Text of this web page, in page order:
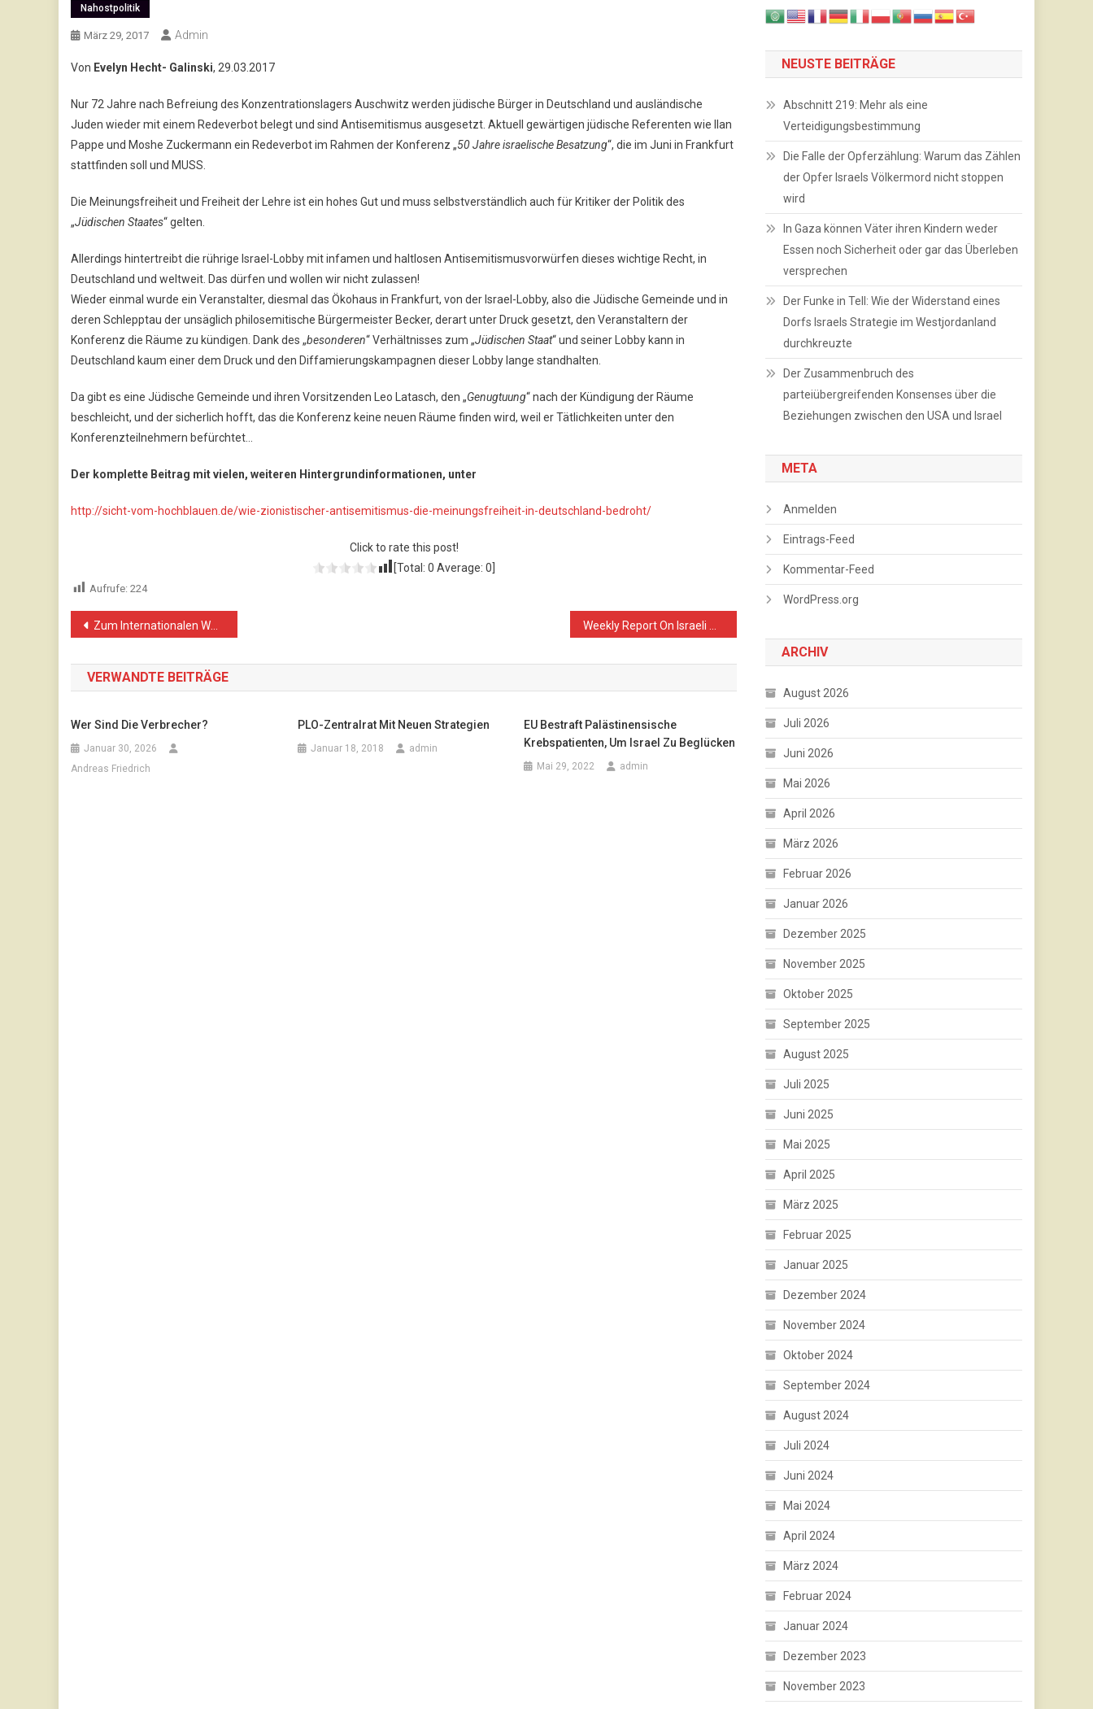
Nahostpolitik
März 29, 2017 Admin
Von Evelyn Hecht- Galinski, 29.03.2017
Nur 72 Jahre nach Befreiung des Konzentrationslagers Auschwitz werden jüdische Bürger in Deutschland und ausländische
Juden wieder mit einem Redeverbot belegt und sind Antisemitismus ausgesetzt. Aktuell gewärtigen jüdische Referenten wie Ilan
Pappe und Moshe Zuckermann ein Redeverbot im Rahmen der Konferenz „50 Jahre israelische Besatzung“, die im Juni in Frankfurt
stattfinden soll und MUSS.
Die Meinungsfreiheit und Freiheit der Lehre ist ein hohes Gut und muss selbstverständlich auch für Kritiker der Politik des
„Jüdischen Staates“ gelten.
Allerdings hintertreibt die rührige Israel-Lobby mit infamen und haltlosen Antisemitismusvorwürfen dieses wichtige Recht, in
Deutschland und weltweit. Das dürfen und wollen wir nicht zulassen!
Wieder einmal wurde ein Veranstalter, diesmal das Ökohaus in Frankfurt, von der Israel-Lobby, also die Jüdische Gemeinde und in
deren Schlepptau der unsäglich philosemitische Bürgermeister Becker, derart unter Druck gesetzt, den Veranstaltern der
Konferenz die Räume zu kündigen. Dank des „besonderen“ Verhältnisses zum „Jüdischen Staat“ und seiner Lobby kann in
Deutschland kaum einer dem Druck und den Diffamierungskampagnen dieser Lobby lange standhalten.
Da gibt es eine Jüdische Gemeinde und ihren Vorsitzenden Leo Latasch, den „Genugtuung“ nach der Kündigung der Räume
beschleicht, und der sicherlich hofft, das die Konferenz keine neuen Räume finden wird, weil er Tätlichkeiten unter den
Konferenzteilnehmern befürchtet…
Der komplette Beitrag mit vielen, weiteren Hintergrundinformationen, unter
http://sicht-vom-hochblauen.de/wie-zionistischer-antisemitismus-die-meinungsfreiheit-in-deutschland-bedroht/
Click to rate this post!
[Total: 0 Average: 0
Aufrufe: 224
Beitragsnavigation
Zum Internationalen Wassertag in Palästina
VERWANDTE BEITRÄGE
Wer Sind Die Verbrecher?
Januar 30, 2026
Andreas Friedrich
PLO-Zentralrat Mit Neuen Strategien
Januar 18, 2018 admin
EU Bestraft Palästinensische
Krebspatienten, Um Israel Zu Beglücken
Mai 29, 2022 admin
NEUSTE BEITRÄGE
Abschnitt 219: Mehr als eine
Verteidigungsbestimmung
Die Falle der Opferzählung: Warum das Zählen
der Opfer Israels Völkermord nicht stoppen
wird
In Gaza können Väter ihren Kindern weder
Essen noch Sicherheit oder gar das Überleben
versprechen
Der Funke in Tell: Wie der Widerstand eines
Dorfs Israels Strategie im Westjordanland
durchkreuzte
Der Zusammenbruch des
parteiübergreifenden Konsenses über die
Beziehungen zwischen den USA und Israel
META
Anmelden
Eintrags-Feed
Kommentar-Feed
WordPress.org
ARCHIV
August 2026
Juli 2026
Juni 2026
Mai 2026
April 2026
März 2026
Februar 2026
Januar 2026
Dezember 2025
November 2025
Oktober 2025
September 2025
August 2025
Juli 2025
Juni 2025
Mai 2025
April 2025
März 2025
Februar 2025
Januar 2025
Dezember 2024
November 2024
Oktober 2024
September 2024
August 2024
Juli 2024
Juni 2024
Mai 2024
April 2024
März 2024
Februar 2024
Januar 2024
Dezember 2023
November 2023